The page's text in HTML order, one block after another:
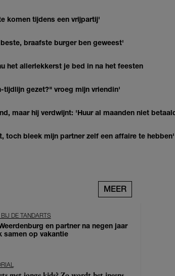
komen tijdens een vrijpartij'
braafste burger ben geweest'
het allerlekkerst je bed in na het feesten
tijdlijn gezet?" vroeg mijn vriendin'
maar hij verdwijnt: 'Huur al maanden niet
toch bleek mijn partner zelf een affaire te hebben'
MEER
DE TANDARTS
en partner na negen jaar
samen op vakantie